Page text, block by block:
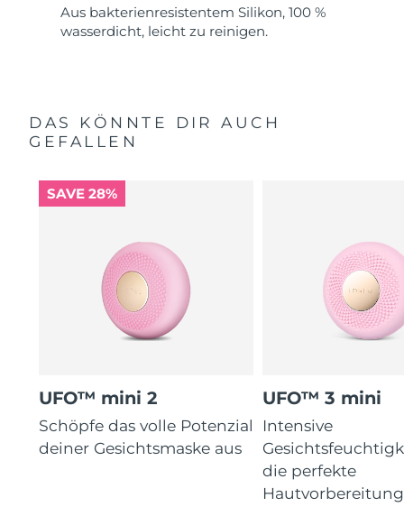
Aus bakterienresistentem Silikon, 100 %
wasserdicht, leicht zu reinigen.
DAS KÖNNTE DIR AUCH
GEFALLEN
SAVE 28%
UFO™ mini 2
Schöpfe das volle Potenzial
deiner Gesichtsmaske aus
UFO™ 3 mini
Intensive
die perfekte
Hautvorbereitung